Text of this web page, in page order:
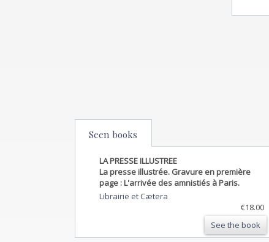
Seen books
LA PRESSE ILLUSTREE
La presse illustrée. Gravure en première
page : L'arrivée des amnistiés à Paris.
Librairie et Cætera
€18.00
See the book